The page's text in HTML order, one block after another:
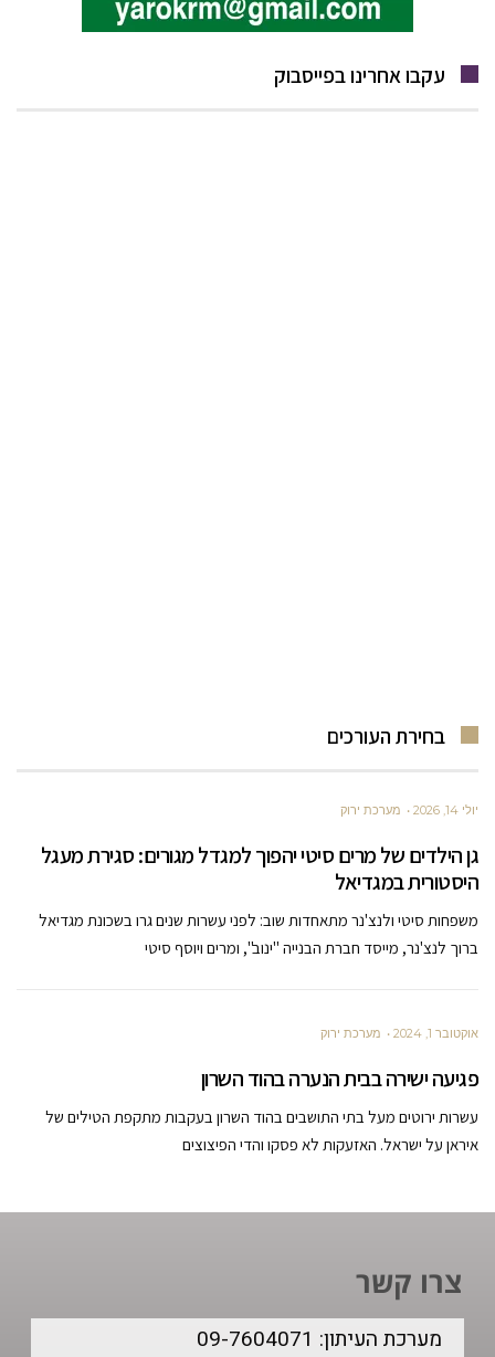
עקבו אחרינו בפייסבוק
בחירת העורכים
יולי 14, 2026 מערכת ירוק
גן הילדים של מרים סיטי יהפוך למגדל מגורים: סגירת מעגל
היסטורית במגדיאל
משפחות סיטי ולנצ'נר מתאחדות שוב: לפני עשרות שנים גרו בשכונת מגדיאל
ברוך לנצ'נר, מייסד חברת הבנייה "ינוב", ומרים ויוסף סיטי
אוקטובר 1, 2024 מערכת ירוק
פגיעה ישירה בבית הנערה בהוד השרון
עשרות ירוטים מעל בתי התושבים בהוד השרון בעקבות מתקפת הטילים של
איראן על ישראל. האזעקות לא פסקו והדי הפיצוצים
צרו קשר
מערכת העיתון: 09-7604071